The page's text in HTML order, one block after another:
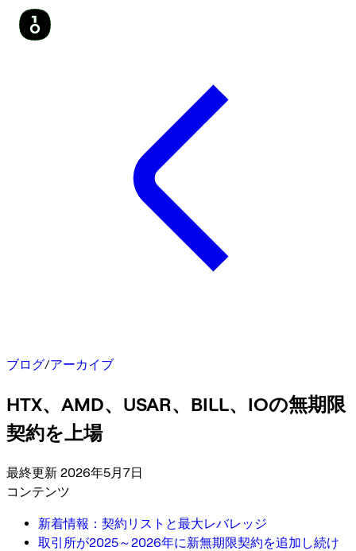
ブログ/アーカイブ
HTX、AMD、USAR、BILL、IOの無期限
契約を上場
最終更新 2026年5月7日
コンテンツ
新着情報：契約リストと最大レバレッジ
取引所が2025～2026年に新無期限契約を追加し続け